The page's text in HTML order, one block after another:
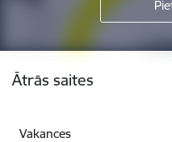
Ātrās saites
Vakances